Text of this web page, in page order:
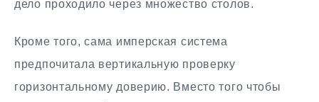
дело проходило через множество столов.
Кроме того, сама имперская система
предпочитала вертикальную проверку
горизонтальному доверию. Вместо того чтобы